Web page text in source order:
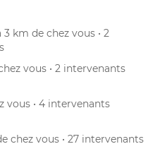
3 km de chez vous • 2
vous • 2 intervenants
vous • 4 intervenants
chez vous • 27 intervenants